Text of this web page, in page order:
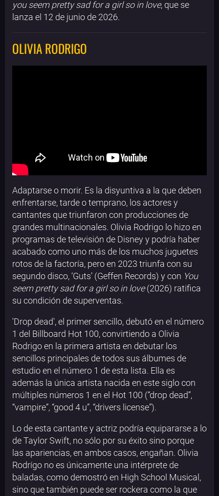
you seem pretty sad for a girl so in love, que se
lanza el 12 de junio de 2026.
OLIVIA RODRIGO
Adaptarse o morir. Es la disyuntiva a la que deben
enfrentarse, tarde o temprano, los actores y
cantantes que triunfaron con producciones de
grandes multinacionales. Olivia Rodrigo lo hizo en
programas de televisión de Disney y podría haber
acabado como uno más de los muchos juguetes
rotos de la factoría, pero en 2023 triunfa con su
segundo disco, ‘Guts’ (Geffen Records) y con You
seem pretty sad for a girl so in love(2026) ratifica
su condición de superventas.
'Drop dead', el primer sencillo, debutó en el número
1 del Billboard Hot 100, convirtiendo a Olivia
Rodrigo en la primera artista en debutar los
sencillos principales de todos sus álbumes de
estudio en el número 1 de esta lista. Ella es
además la única artista nacida en este siglo con
múltiples números 1 en el Hot 100 (“drop dead”,
“vampire”, “good 4 u”, “drivers license”).
Lo de esta cantante y actriz podría equipararse a lo
de Taylor Swift, no sólo por su éxito sino porque
las apariencias, en ambos casos, engañan. Olivia
Rodrígo no es únicamente una intérprete de
baladas, como demostró en High School Musical,
sino que también puede ser rockera como la que